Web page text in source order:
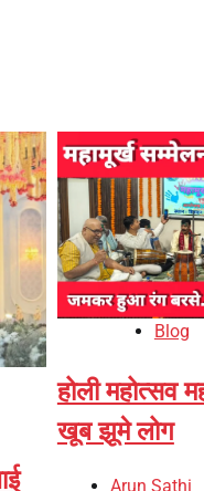
Blog
होली महोत्सव
खूब झूमे लोग
Arun Sathi